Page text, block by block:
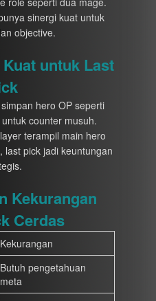
sinergi kuat untuk
objective.
untuk Last
hero OP seperti
counter musuh.
terampil main hero
last pick jadi keuntungan
Kekurangan
Cerdas
Kekurangan
Butuh pengetahuan
meta